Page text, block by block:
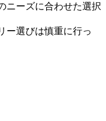
ニーズに合わせた選択
ー選びは慎重に行っ